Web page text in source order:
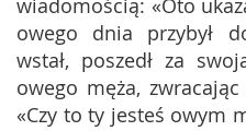
wiadomością: «Oto
owego dnia przybył
wstał, poszedł za
owego męża,
«Czy to ty jesteś owym